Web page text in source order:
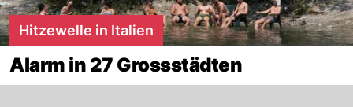
Hitzewelle in Italien
Alarm in 27 Grossstädten